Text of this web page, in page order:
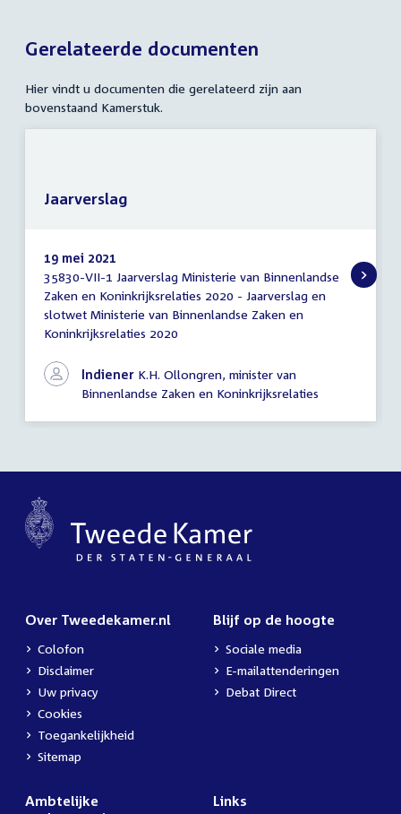
Gerelateerde documenten
Hier vindt u documenten die gerelateerd zijn aan
bovenstaand Kamerstuk.
Jaarverslag
19 mei 2021
35830-VII-1 Jaarverslag Ministerie van Binnenlandse
Zaken en Koninkrijksrelaties 2020 - Jaarverslag en
slotwet Ministerie van Binnenlandse Zaken en
Koninkrijksrelaties 2020
Indiener K.H. Ollongren, minister van
Binnenlandse Zaken en Koninkrijksrelaties
Jaarverslag
Over Tweedekamer.nl
Colofon
Disclaimer
Uw privacy
Cookies
Toegankelijkheid
Sitemap
Blijf op de hoogte
Sociale media
E-mailattenderingen
Debat Direct
Ambtelijke
Links